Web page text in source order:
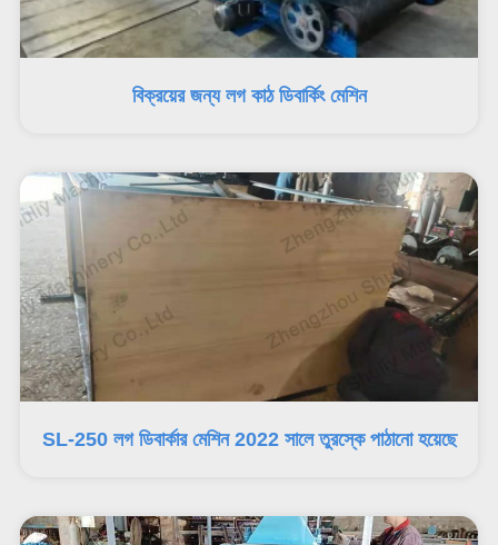
বিক্রয়ের জন্য লগ কাঠ ডিবার্কিং মেশিন
SL-250 লগ ডিবার্কার মেশিন 2022 সালে তুরস্কে পাঠানো হয়েছে